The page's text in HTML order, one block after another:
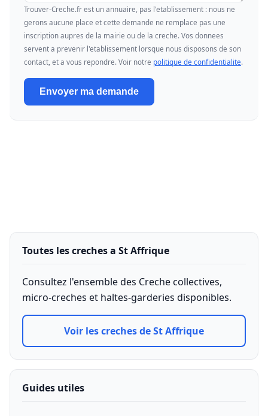
Trouver-Creche.fr est un annuaire, pas l'etablissement : nous ne
gerons aucune place et cette demande ne remplace pas une
inscription aupres de la mairie ou de la creche. Vos donnees
servent a prevenir l'etablissement lorsque nous disposons de son
contact, et a vous repondre. Voir notre politique de confidentialite.
Envoyer ma demande
Toutes les creches a St Affrique
Consultez l'ensemble des Creche collectives,
micro-creches et haltes-garderies disponibles.
Voir les creches de St Affrique
Guides utiles